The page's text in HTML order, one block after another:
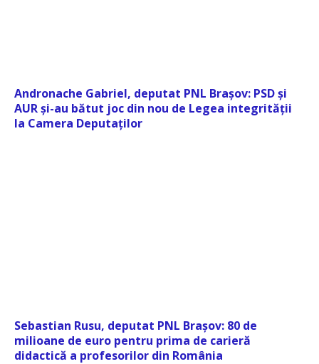
Andronache Gabriel, deputat PNL Brașov: PSD și
AUR și-au bătut joc din nou de Legea integrității
la Camera Deputaților
Sebastian Rusu, deputat PNL Brașov: 80 de
milioane de euro pentru prima de carieră
didactică a profesorilor din România